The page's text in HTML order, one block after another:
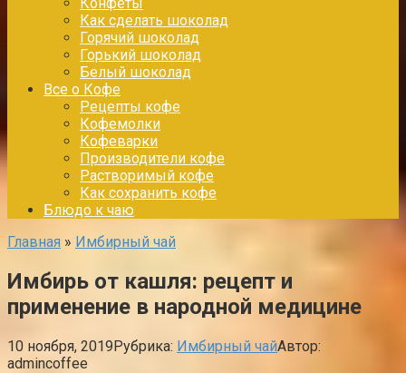
Как сделать шоколад
Горячий шоколад
Горький шоколад
Белый шоколад
Все о Кофе
Рецепты кофе
Кофемолки
Кофеварки
Производители кофе
Растворимый кофе
Как сохранить кофе
Блюдо к чаю
Главная » Имбирный чай
Имбирь от кашля: рецепт и
применение в народной медицине
10 ноября, 2019Рубрика: Имбирный чайАвтор:
admincoffee